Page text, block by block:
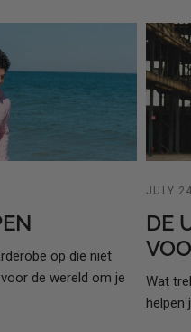
op die niet
de wereld om je
JULY
DE
Wat